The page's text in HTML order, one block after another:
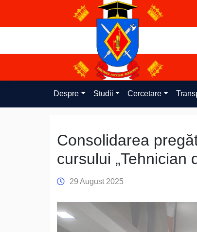
content
Despre Studii Cercetare
Consolidarea
cursului „Tehnician
29 August 2025